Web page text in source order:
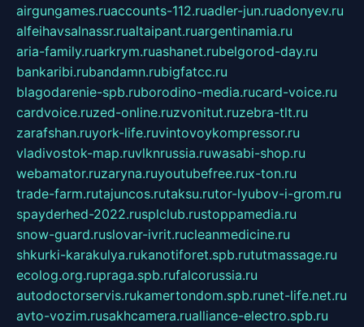
airgungames.ruaccounts-112.ruadler-jun.ruadonyev.ru
alfeihavsalnassr.rualtaipant.ruargentinamia.ru
aria-family.ruarkrym.ruashanet.rubelgorod-day.ru
bankaribi.rubandamn.rubigfatcc.ru
blagodarenie-spb.ruborodino-media.rucard-voice.ru
cardvoice.ruzed-online.ruzvonitut.ruzebra-tlt.ru
zarafshan.ruyork-life.ruvintovoykompressor.ru
vladivostok-map.ruvlknrussia.ruwasabi-shop.ru
webamator.ruzaryna.ruyoutubefree.rux-ton.ru
trade-farm.rutajuncos.rutaksu.rutor-lyubov-i-grom.ru
spayderhed-2022.rusplclub.rustoppamedia.ru
snow-guard.ruslovar-ivrit.rucleanmedicine.ru
shkurki-karakulya.rukanotiforet.spb.rututmassage.ru
ecolog.org.rupraga.spb.rufalcorussia.ru
autodoctorservis.rukamertondom.spb.runet-life.net.ru
avto-vozim.rusakhcamera.rualliance-electro.spb.ru